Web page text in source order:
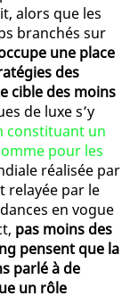
alors que les
branchés sur
une place
des
cible des moins
de luxe s’y
constituant un
pour les
réalisée par
relayée par le
en vogue
pas moins des
pensent que la
parlé à de
un rôle